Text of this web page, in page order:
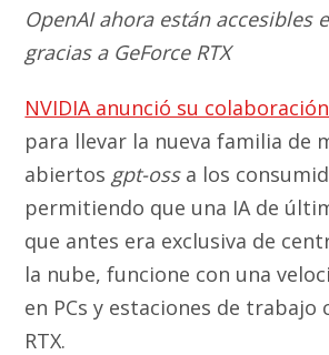
OpenAI ahora están accesibles
gracias a GeForce RTX
NVIDIA anunció su
para llevar la nueva familia de
abiertos gpt-ossa los
permitiendo que una IA de
que antes era exclusiva de
la nube, funcione con una
en PCs y estaciones de trabajo
RTX.